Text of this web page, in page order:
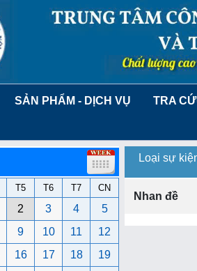
SẢN PHẨM - DỊCH VỤ TRA
T5 T6 T7 CN
2 3 4
5
9 10 11
12
16 17 18
19
Loại sự
Nhan đề